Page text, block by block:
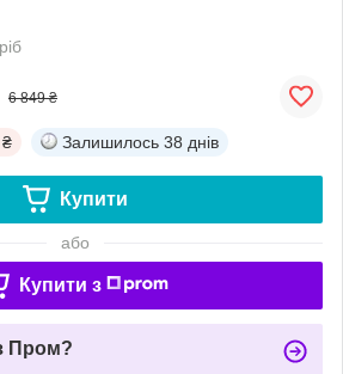
6 849 ₴
Залишилось 38 днів
Купити
або
Купити з
Пром?